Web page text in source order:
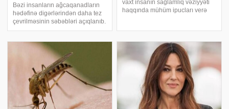
Bəzi insanların ağcaqanadların
hədəfinə digərlərindən daha tez
çevrilməsinin səbəbləri açıqlanıb.
xəbər verir ki, rusiyalı mütəxəssis
əsasən insan orqanizminin
yaydığı qoxular, bədən istiliy
vaxt insanın sağlamlıq vəziyyəti
haqqında mühüm ipucları verə
ərzində yuxuya getməsi normal
hesab olunur